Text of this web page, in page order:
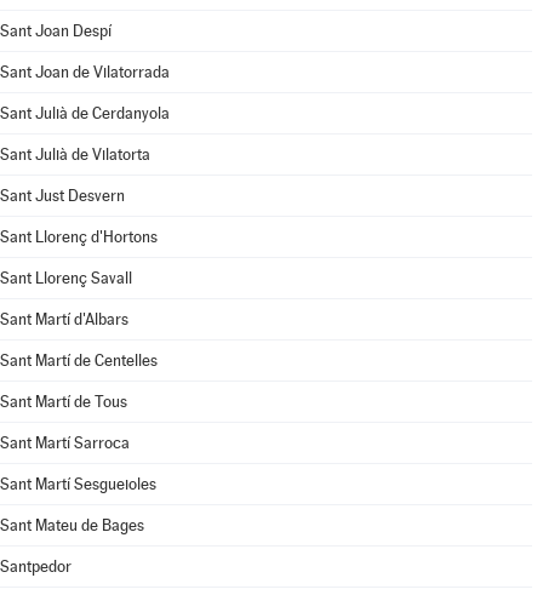
Sant Joan Despí
Sant Joan de Vilatorrada
Sant Julià de Cerdanyola
Sant Julià de Vilatorta
Sant Just Desvern
Sant Llorenç d'Hortons
Sant Llorenç Savall
Sant Martí d'Albars
Sant Martí de Centelles
Sant Martí de Tous
Sant Martí Sarroca
Sant Martí Sesgueioles
Sant Mateu de Bages
Santpedor